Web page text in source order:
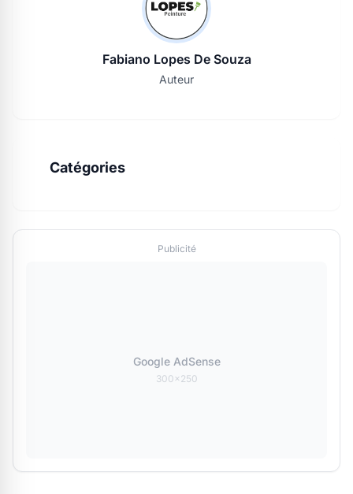
Fabiano Lopes De Souza
Auteur
Catégories
Publicité
Google AdSense
300x250